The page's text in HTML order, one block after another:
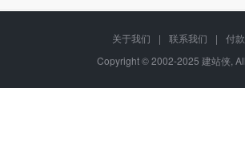
关于我们 | 联系我们 |
付
Copyright © 2002-2025 建站侠,